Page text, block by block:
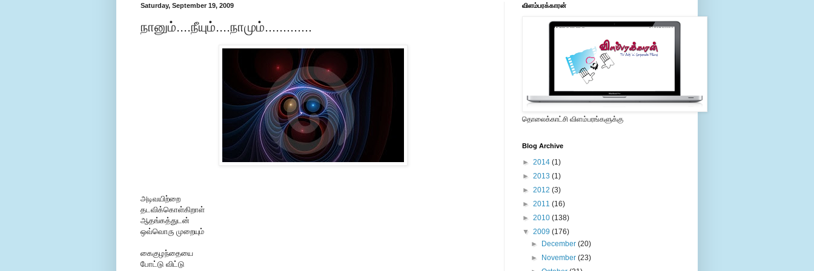
Saturday, September 19, 2009
நானும்....நீயும்....நாமும்.............
அடிவயிற்றை
தடவிக்கொள்கிறாள்
ஆதங்கத்துடன்
ஒவ்வொரு முறையும்
கைகுழந்தையை
போட்டு விட்டு
விளம்பரக்காரன்
தொலைக்காட்சி விளம்பரங்களுக்கு
Blog Archive
► 2014 (1)
► 2013 (1)
► 2012 (3)
► 2011 (16)
► 2010 (138)
▼ 2009 (176)
►
December(20)
►
November(23)